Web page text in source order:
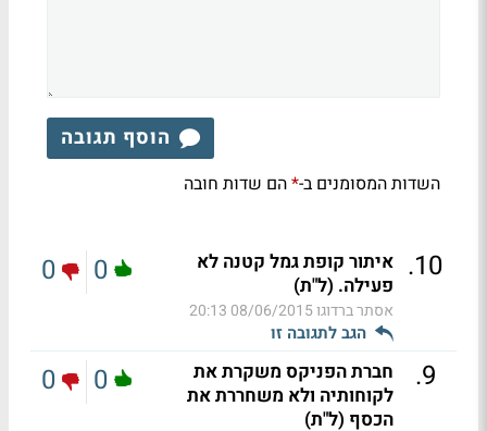
הוסף תגובה
השדות המסומנים ב-*הם שדות חובה
10
. איתור קופת גמל קטנה לא
פעילה. (ל"ת)
אסתר ברדוגו08/06/2015 20:13
הגב לתגובה זו
0
0
9
.
חברת הפניקס משקרת את
לקוחותיה ולא משחררת את
הכסף (ל"ת)
0
0